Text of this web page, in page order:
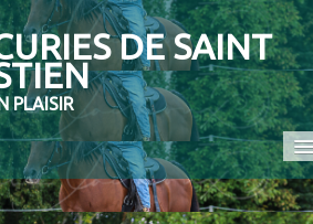
DE SAINT
PLAISIR